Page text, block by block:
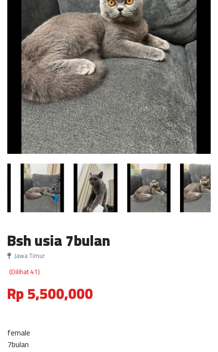
Bsh usia 7bulan
Jawa Timur
(Dilihat 41)
Rp 5,500,000
female
7bulan